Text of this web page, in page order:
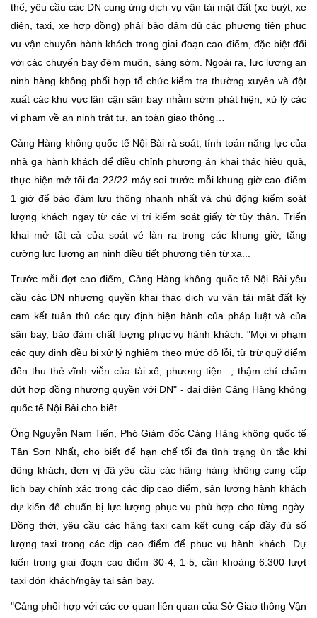
thể, yêu cầu các DN cung ứng dịch vụ vận tải mặt đất (xe buýt, xe
điện, taxi, xe hợp đồng) phải bảo đảm đủ các phương tiện phục
vụ vận chuyển hành khách trong giai đoạn cao điểm, đặc biệt đối
với các chuyến bay đêm muộn, sáng sớm. Ngoài ra, lực lượng an
ninh hàng không phối hợp tổ chức kiểm tra thường xuyên và đột
xuất các khu vực lân cận sân bay nhằm sớm phát hiện, xử lý các
vi phạm về an ninh trật tự, an toàn giao thông…
Cảng Hàng không quốc tế Nội Bài rà soát, tính toán năng lực của
nhà ga hành khách để điều chỉnh phương án khai thác hiệu quả,
thực hiện mở tối đa 22/22 máy soi trước mỗi khung giờ cao điểm
1 giờ để bảo đảm lưu thông nhanh nhất và chủ động kiểm soát
lượng khách ngay từ các vị trí kiểm soát giấy tờ tùy thân. Triển
khai mở tất cả cửa soát vé làn ra trong các khung giờ, tăng
cường lực lượng an ninh điều tiết phương tiện từ xa...
Trước mỗi đợt cao điểm, Cảng Hàng không quốc tế Nội Bài yêu
cầu các DN nhượng quyền khai thác dịch vụ vận tải mặt đất ký
cam kết tuân thủ các quy định hiện hành của pháp luật và của
sân bay, bảo đảm chất lượng phục vụ hành khách. "Mọi vi phạm
các quy định đều bị xử lý nghiêm theo mức độ lỗi, từ trừ quỹ điểm
đến thu thẻ vĩnh viễn của tài xế, phương tiện..., thậm chí chấm
dứt hợp đồng nhượng quyền với DN" - đại diện Cảng Hàng không
quốc tế Nội Bài cho biết.
Ông Nguyễn Nam Tiến, Phó Giám đốc Cảng Hàng không quốc tế
Tân Sơn Nhất, cho biết để hạn chế tối đa tình trạng ùn tắc khi
đông khách, đơn vị đã yêu cầu các hãng hàng không cung cấp
lịch bay chính xác trong các dịp cao điểm, sản lượng hành khách
dự kiến để chuẩn bị lực lượng phục vụ phù hợp cho từng ngày.
Đồng thời, yêu cầu các hãng taxi cam kết cung cấp đầy đủ số
lượng taxi trong các dịp cao điểm để phục vụ hành khách. Dự
kiến trong giai đoạn cao điểm 30-4, 1-5, cần khoảng 6.300 lượt
taxi đón khách/ngày tại sân bay.
"Cảng phối hợp với các cơ quan liên quan của Sở Giao thông Vận